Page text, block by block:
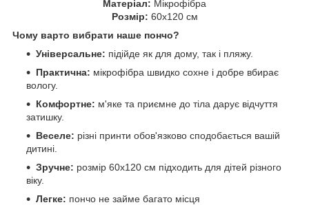
Матеріал: Мікрофібра
Розмір: 60х120 см
Чому варто вибрати наше пончо?
Універсальне: підійде як для дому, так і пляжу.
Практична: мікрофібра швидко сохне і добре вбирає
вологу.
Комфортне: м'яке та приємне до тіла дарує відчуття
затишку.
Веселе: різні принти обов'язково сподобається вашій
дитині.
Зручне: розмір 60х120 см підходить для дітей різного
віку.
Легке: пончо не займе багато місця